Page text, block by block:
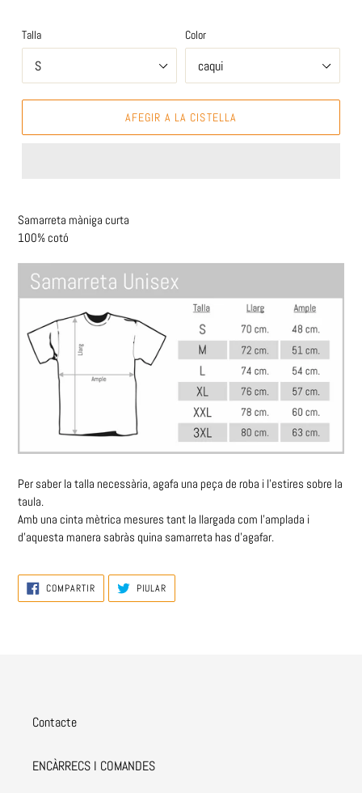
Talla Color
AFEGIR A LA CISTELLA
Samarreta màniga curta
100% cotó
Per saber la talla necessària, agafa una peça de roba i l'estires sobre la
taula.
Amb una cinta mètrica mesures tant la llargada com l'amplada i
d'aquesta manera sabràs quina samarreta has d'agafar.
COMPARTIRCOMPARTIR
A
FACEBOOK
PIULAR
TWITTER
Contacte
ENCÀRRECS I COMANDES